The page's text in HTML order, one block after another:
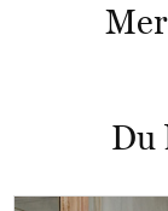
Du